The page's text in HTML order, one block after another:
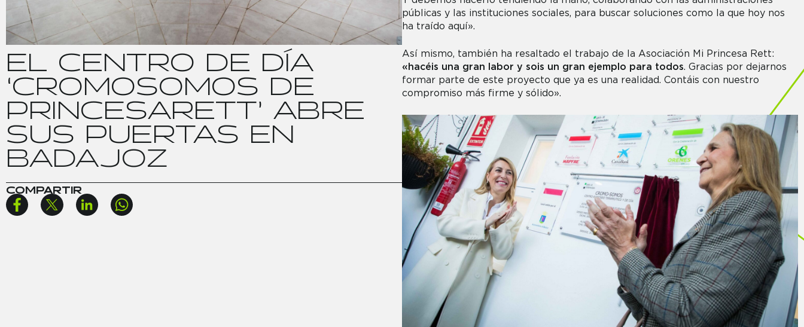
E L C E NTRO D E DÍ A
‘ C RO MO S O MO S D E
P R I NC E S A R ETT’ A B R E
S U S P U E RTA S E N
B A D A J O Z
COMPARTIR
públicas y las instituciones sociales, para buscar soluciones como la que hoy nos
ha traído aquí».
Así mismo, también ha resaltado el trabajo de la Asociación Mi Princesa Rett:
«hacéis una gran labor y sois un gran ejemplo para todos. Gracias por dejarnos
formar parte de este proyecto que ya es una realidad. Contáis con nuestro
compromiso más firme y sólido».